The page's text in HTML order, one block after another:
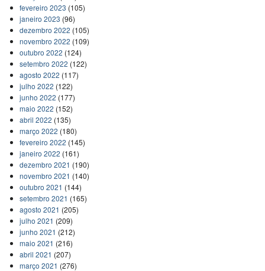
fevereiro 2023 (105)
janeiro 2023 (96)
dezembro 2022 (105)
novembro 2022 (109)
outubro 2022 (124)
setembro 2022 (122)
agosto 2022 (117)
julho 2022 (122)
junho 2022 (177)
maio 2022 (152)
abril 2022 (135)
março 2022 (180)
fevereiro 2022 (145)
janeiro 2022 (161)
dezembro 2021 (190)
novembro 2021 (140)
outubro 2021 (144)
setembro 2021 (165)
agosto 2021 (205)
julho 2021 (209)
junho 2021 (212)
maio 2021 (216)
abril 2021 (207)
março 2021 (276)